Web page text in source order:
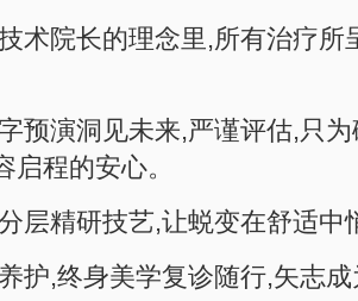
术院长的理念里,所有治疗所
预演洞见未来,严谨评估,只
启程的安心。
层精研技艺,让蜕变在舒适中
护,终身美学复诊随行,矢志